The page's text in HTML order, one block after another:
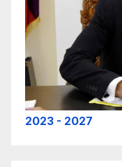
2023 - 2027